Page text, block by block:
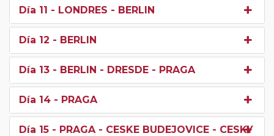
Día 11 - LONDRES - BERLIN
Día 12 - BERLIN
Día 13 - BERLIN - DRESDE - PRAGA
Día 14 - PRAGA
Día 15 - PRAGA - CESKE BUDEJOVICE - CESKY